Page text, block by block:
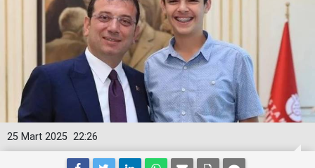
22:26
25 Mart 2025